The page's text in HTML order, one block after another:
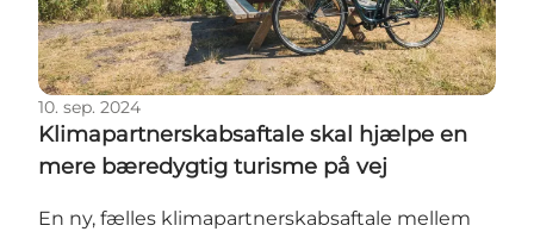
10. sep. 2024
Klimapartnerskabsaftale skal hjælpe en
mere bæredygtig turisme på vej
En ny, fælles klimapartnerskabsaftale mellem